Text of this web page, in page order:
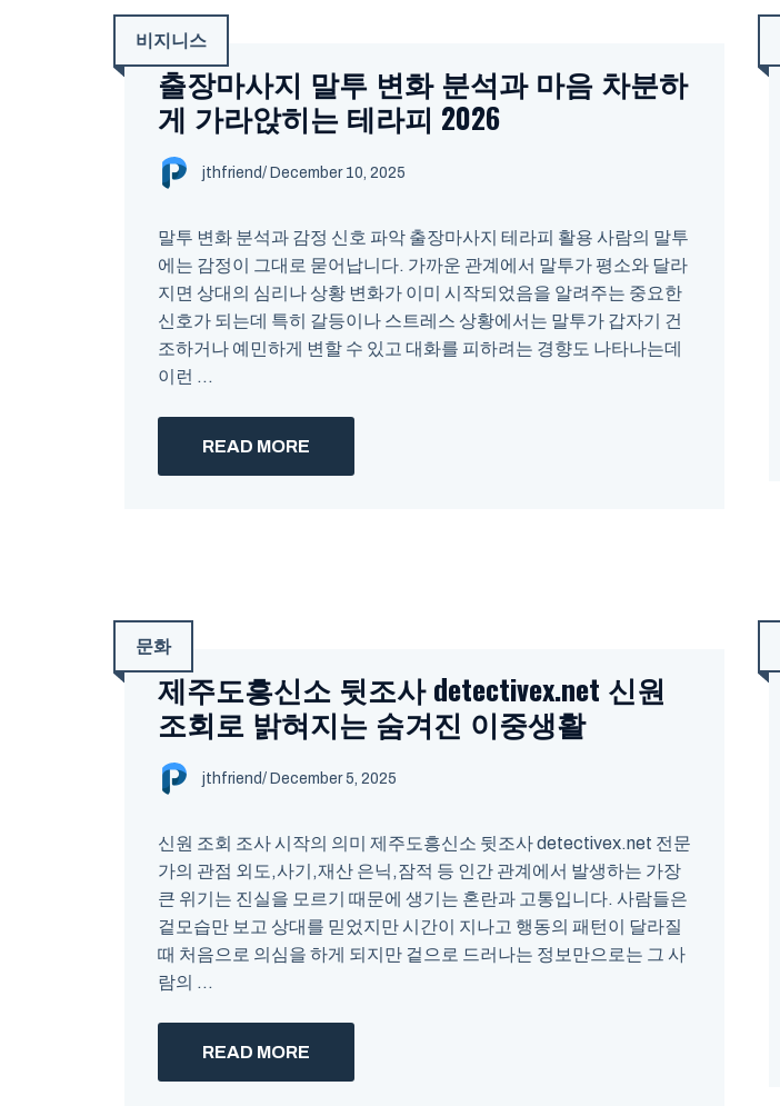
비지니스
출장마사지 말투 변화 분석과 마음 차분하
게 가라앉히는 테라피 2026
jthfriend/ December 10, 2025
말투 변화 분석과 감정 신호 파악 출장마사지 테라피 활용 사람의 말투
에는 감정이 그대로 묻어납니다. 가까운 관계에서 말투가 평소와 달라
지면 상대의 심리나 상황 변화가 이미 시작되었음을 알려주는 중요한
신호가 되는데 특히 갈등이나 스트레스 상황에서는 말투가 갑자기 건
조하거나 예민하게 변할 수 있고 대화를 피하려는 경향도 나타나는데
이런 ...
READ MORE
문화
제주도흥신소 뒷조사 detectivex.net 신원
조회로 밝혀지는 숨겨진 이중생활
jthfriend/ December 5, 2025
신원 조회 조사 시작의 의미 제주도흥신소 뒷조사 detectivex.net 전문
가의 관점 외도,사기,재산 은닉,잠적 등 인간 관계에서 발생하는 가장
큰 위기는 진실을 모르기 때문에 생기는 혼란과 고통입니다. 사람들은
겉모습만 보고 상대를 믿었지만 시간이 지나고 행동의 패턴이 달라질
때 처음으로 의심을 하게 되지만 겉으로 드러나는 정보만으로는 그 사
람의 ...
READ MORE